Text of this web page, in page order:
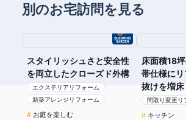
別のお宅訪問を見る
スタイリッシュさと安全性
を両立したクローズド外構
エクステリアリフォーム
新築アレンジリフォーム
お庭を楽しむ
床面積18
帯仕様に
抜けを増
を設置
間取り変更リ
キッチン